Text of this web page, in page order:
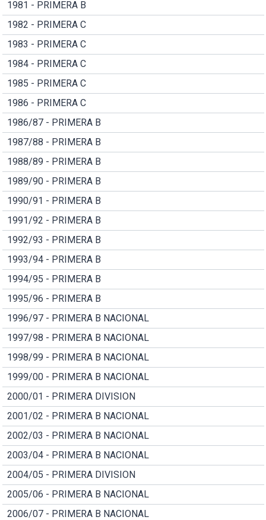
1981 - PRIMERA B
1982 - PRIMERA C
1983 - PRIMERA C
1984 - PRIMERA C
1985 - PRIMERA C
1986 - PRIMERA C
1986/87 - PRIMERA B
1987/88 - PRIMERA B
1988/89 - PRIMERA B
1989/90 - PRIMERA B
1990/91 - PRIMERA B
1991/92 - PRIMERA B
1992/93 - PRIMERA B
1993/94 - PRIMERA B
1994/95 - PRIMERA B
1995/96 - PRIMERA B
1996/97 - PRIMERA B NACIONAL
1997/98 - PRIMERA B NACIONAL
1998/99 - PRIMERA B NACIONAL
1999/00 - PRIMERA B NACIONAL
2000/01 - PRIMERA DIVISION
2001/02 - PRIMERA B NACIONAL
2002/03 - PRIMERA B NACIONAL
2003/04 - PRIMERA B NACIONAL
2004/05 - PRIMERA DIVISION
2005/06 - PRIMERA B NACIONAL
2006/07 - PRIMERA B NACIONAL